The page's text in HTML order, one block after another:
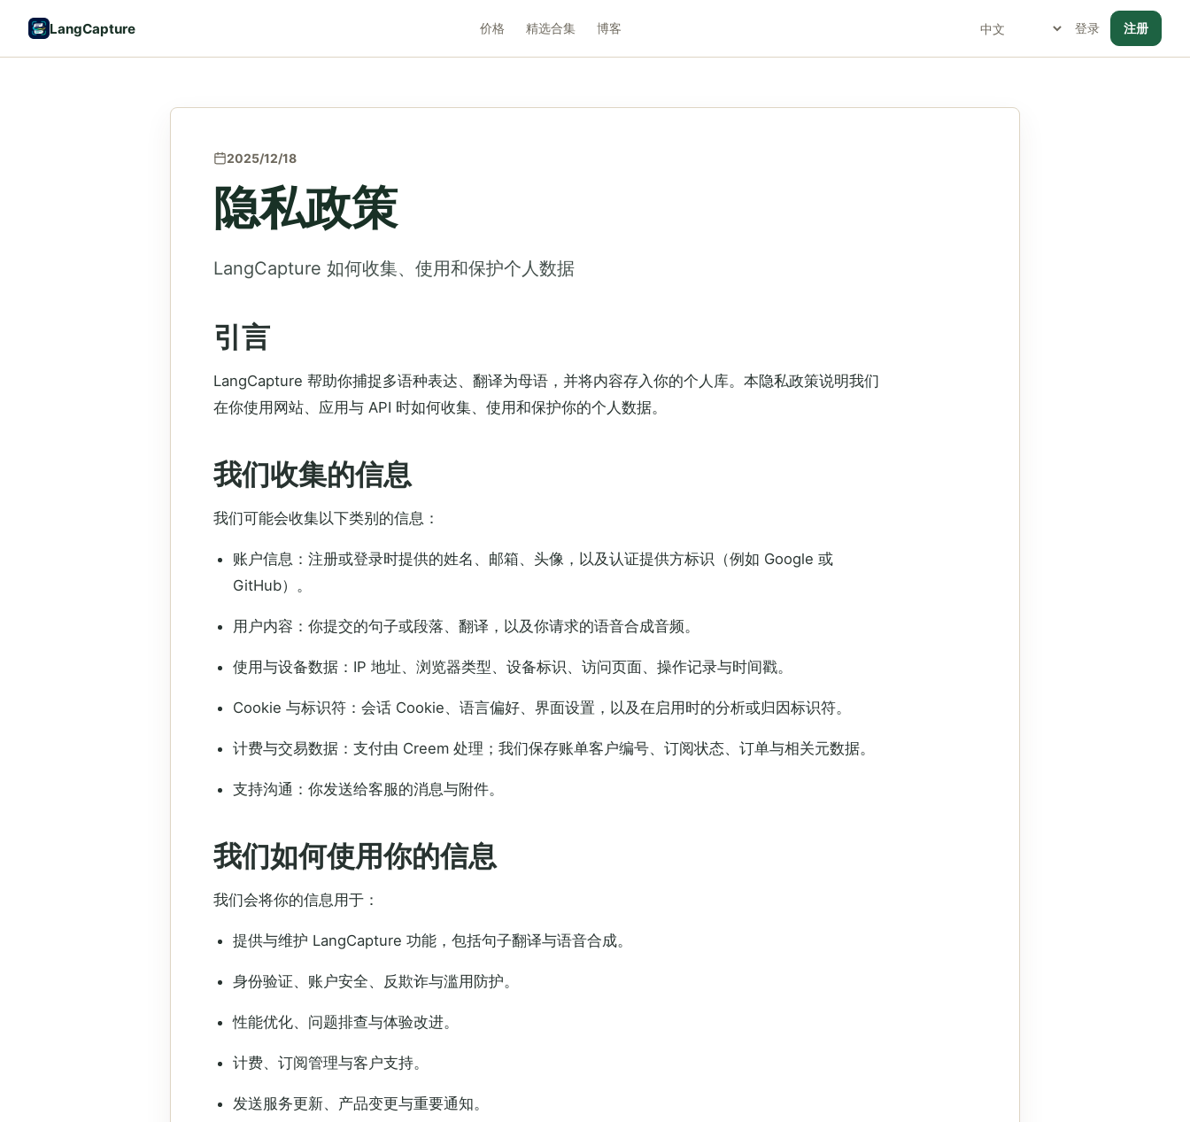
LangCapture 价格 精选合集 博客 登录 注册
2025/12/18
隐私政策
LangCapture 如何收集、使用和保护个人数据
引言
LangCapture 帮助你捕捉多语种表达、翻译为母语，并将内容存入你的个人库。本隐私政策说明我们
在你使用网站、应用与 API 时如何收集、使用和保护你的个人数据。
我们收集的信息
我们可能会收集以下类别的信息：
账户信息：注册或登录时提供的姓名、邮箱、头像，以及认证提供方标识（例如 Google 或
GitHub）。
用户内容：你提交的句子或段落、翻译，以及你请求的语音合成音频。
使用与设备数据：IP 地址、浏览器类型、设备标识、访问页面、操作记录与时间戳。
Cookie 与标识符：会话 Cookie、语言偏好、界面设置，以及在启用时的分析或归因标识符。
计费与交易数据：支付由 Creem 处理；我们保存账单客户编号、订阅状态、订单与相关元数据。
支持沟通：你发送给客服的消息与附件。
我们如何使用你的信息
我们会将你的信息用于：
提供与维护 LangCapture 功能，包括句子翻译与语音合成。
身份验证、账户安全、反欺诈与滥用防护。
性能优化、问题排查与体验改进。
计费、订阅管理与客户支持。
发送服务更新、产品变更与重要通知。